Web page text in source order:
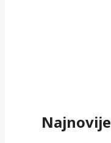
Najnovije